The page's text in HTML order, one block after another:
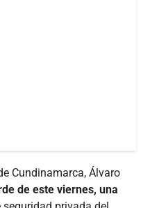
Cundinamarca, Álvaro
de este viernes, una